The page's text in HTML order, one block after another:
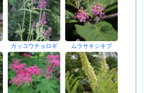
カッコウチョロギ ムラサキシキブ